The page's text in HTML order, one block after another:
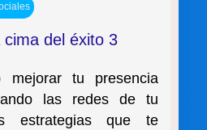
del éxito 3
mejorar tu presencia
las redes de tu
estrategias que te